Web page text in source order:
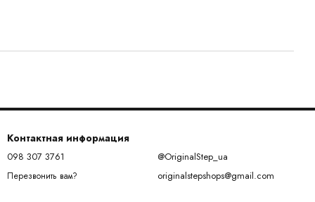
Контактная информация
098 307 3761
Перезвонить вам?
@OriginalStep_ua
originalstepshops@gmail.com